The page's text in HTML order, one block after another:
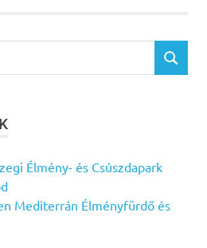
SEARCH
Élmény- és Csúszdapark
Mediterrán Élményfürdő és